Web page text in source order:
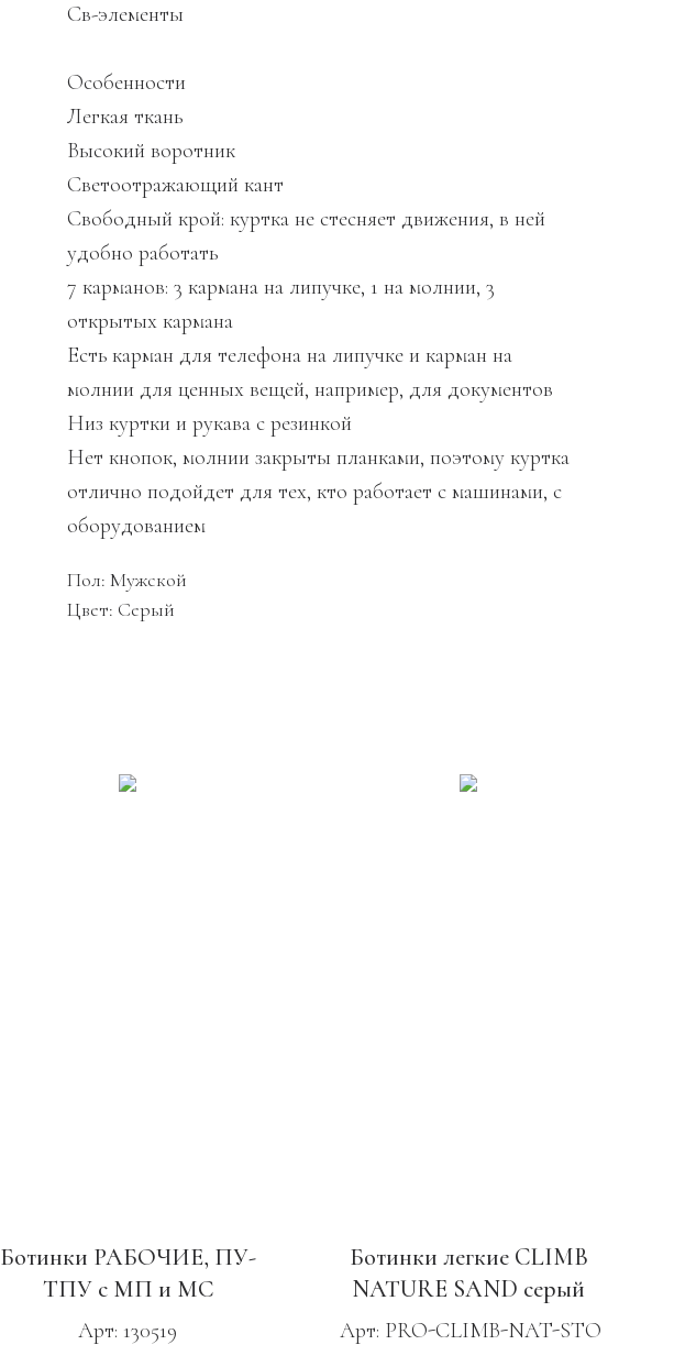
Св-элементы
Особенности
Легкая ткань
Высокий воротник
Светоотражающий кант
Свободный крой: куртка не стесняет движения, в ней
удобно работать
7 карманов: 3 кармана на липучке, 1 на молнии, 3
открытых кармана
Есть карман для телефона на липучке и карман на
молнии для ценных вещей, например, для документов
Низ куртки и рукава с резинкой
Нет кнопок, молнии закрыты планками, поэтому куртка
отлично подойдет для тех, кто работает с машинами, с
оборудованием
Пол: Мужской
Цвет: Серый
Ботинки РАБОЧИЕ, ПУ-
ТПУ с МП и МС
Арт: 130519
Ботинки легкие CLIMB
NATURE SAND серый
Арт: PRO-CLIMB-NAT-STO